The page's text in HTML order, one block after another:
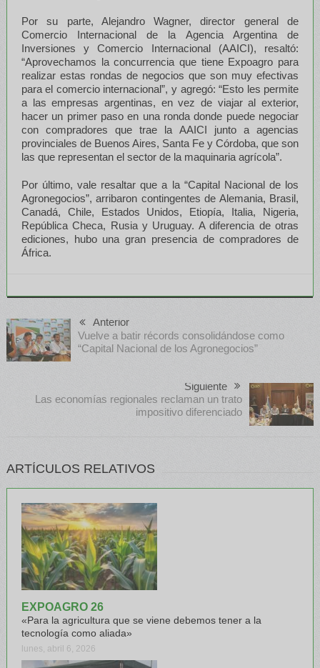
Por su parte, Alejandro Wagner, director general de
Comercio Internacional de la Agencia Argentina de
Inversiones y Comercio Internacional (AAICI), resaltó:
“Aprovechamos la concurrencia que tiene Expoagro para
realizar estas rondas de negocios que son muy efectivas
para el comercio internacional”, y agregó: “Esto les permite
a las empresas argentinas, en vez de viajar al exterior,
hacer un primer paso en una ronda donde puede negociar
con compradores que trae la AAICI junto a agencias
provinciales de Buenos Aires, Santa Fe y Córdoba, que son
las que representan el sector de la maquinaria agrícola”.
Por último, vale resaltar que a la “Capital Nacional de los
Agronegocios”, arribaron contingentes de Alemania, Brasil,
Canadá, Chile, Estados Unidos, Etiopía, Italia, Nigeria,
República Checa, Rusia y Uruguay. A diferencia de otras
ediciones, hubo una gran presencia de compradores de
África.
Anterior
Vuelve a batir récords consolidándose como
“Capital Nacional de los Agronegocios”
Siguiente
Las economías regionales reclaman un trato
impositivo diferenciado
ARTÍCULOS RELATIVOS
EXPOAGRO 26
«Para la agricultura que se viene debemos tener a la
tecnología como aliada»
lunes, abril 6, 2026